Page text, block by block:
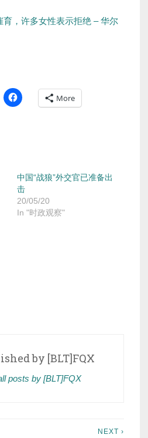
育，许多女性表示拒绝 – 华尔
More
中国“战狼”外交官已准备出
击
20/05/20
In "时政观察"
by [BLT]FQX
posts by [BLT]FQX
NEXT ›